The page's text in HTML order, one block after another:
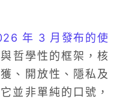
年 3 月發布的使
哲學性的框架，核
、開放性、隱私及
並非單純的口號，